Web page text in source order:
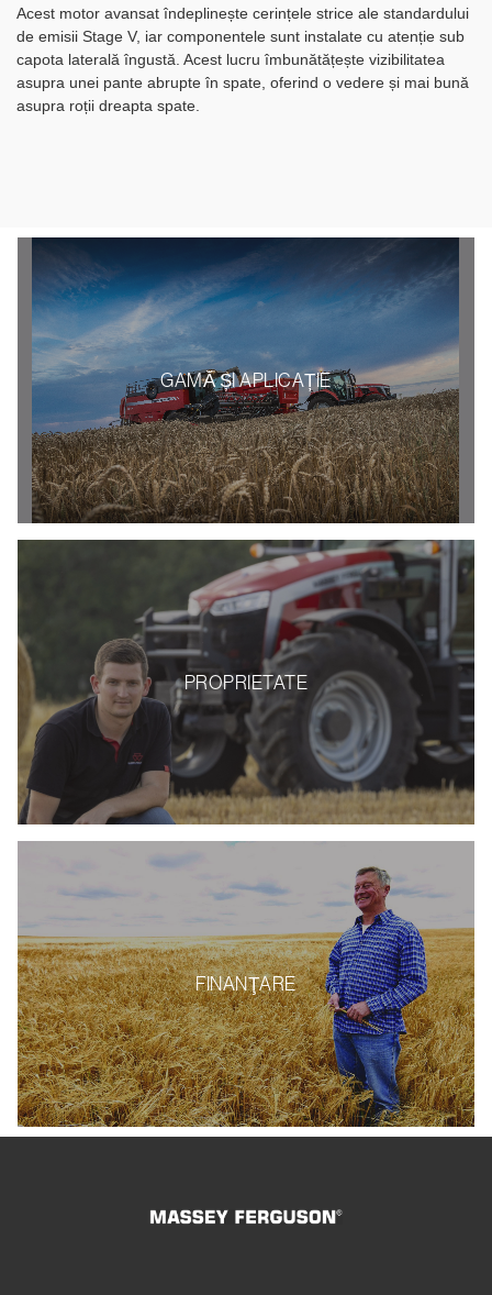
Acest motor avansat îndeplinește cerințele strice ale standardului
de emisii Stage V, iar componentele sunt instalate cu atenție sub
capota laterală îngustă. Acest lucru îmbunătățește vizibilitatea
asupra unei pante abrupte în spate, oferind o vedere și mai bună
asupra roții dreapta spate.
GAMĂ ȘI APLICAȚIE
PROPRIETATE
FINANŢARE